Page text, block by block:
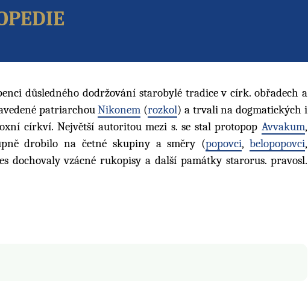
důsledného dodržování starobylé tradice v círk. obřadech a
patriarchouNikonem (rozkol) a trvali na dogmatických i
církví. Největší autoritou mezi s. se stal protopop Avvakum,
drobilo na četné skupiny a směry (popovci,belopopovci,
dochovaly vzácné rukopisy a další památky starorus. pravosl.